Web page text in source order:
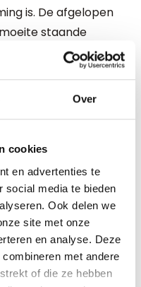
Over
cookies
en advertenties te
social media te bieden
Ook delen we
site met onze
en analyse. Deze
met andere
of die ze hebben
is. De afgelopen
staande
vaak is.
manier om ons te
Een rustiger
leiden. Dus ik heb
komen waar we